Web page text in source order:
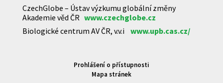
CzechGlobe – Ústav výzkumu globální změny
Akademie věd ČR www.czechglobe.cz
Biologické centrum AV ČR, v.v.i www.upb.cas.cz/
Prohlášení o přístupnosti
Mapa stránek